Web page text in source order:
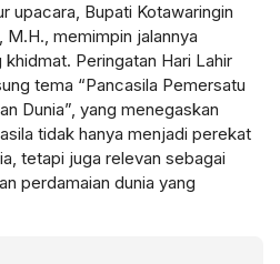
upacara, Bupati Kotawaringin
M.H., memimpin jalannya
Peringatan Hari Lahir
tema “Pancasila Pemersatu
Dunia”, yang menegaskan
tidak hanya menjadi perekat
tetapi juga relevan sebagai
perdamaian dunia yang